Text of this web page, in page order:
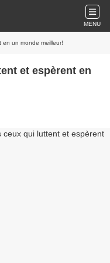
MENU
un monde meilleur!
et espèrent en